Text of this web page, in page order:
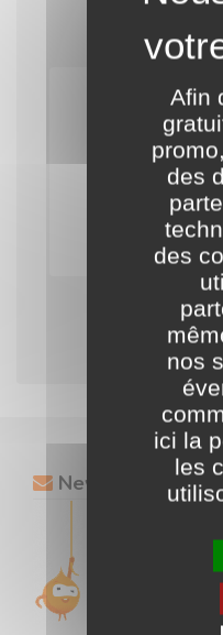
Notre équipe
Nous vous
Entrer
Newsletter
Gardez un œil
Votre adresse
Afin
des
des
nos
ici la
les